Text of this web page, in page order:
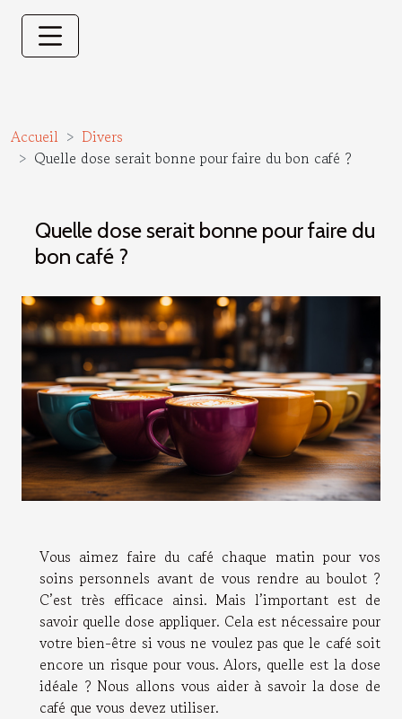
Accueil
Divers
Quelle dose serait bonne pour faire du bon café ?
Quelle dose serait bonne pour faire du
bon café ?
Vous aimez faire du café chaque matin pour vos
soins personnels avant de vous rendre au boulot ?
C’est très efficace ainsi. Mais l’important est de
savoir quelle dose appliquer. Cela est nécessaire pour
votre bien-être si vous ne voulez pas que le café soit
encore un risque pour vous. Alors, quelle est la dose
idéale ? Nous allons vous aider à savoir la dose de
café que vous devez utiliser.